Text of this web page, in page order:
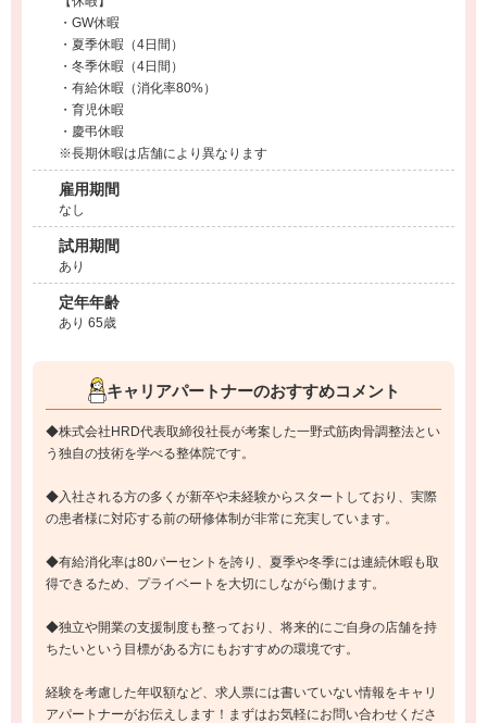
・GW休暇
・夏季休暇（4日間）
・冬季休暇（4日間）
・有給休暇（消化率80%）
・育児休暇
・慶弔休暇
※長期休暇は店舗により異なります
雇用期間
なし
試用期間
あり
定年年齢
あり 65歳
キャリアパートナーのおすすめコメント
◆株式会社HRD代表取締役社長が考案した一野式筋肉骨調整法とい
う独自の技術を学べる整体院です。
◆入社される方の多くが新卒や未経験からスタートしており、実際
の患者様に対応する前の研修体制が非常に充実しています。
◆有給消化率は80パーセントを誇り、夏季や冬季には連続休暇も取
得できるため、プライベートを大切にしながら働けます。
◆独立や開業の支援制度も整っており、将来的にご自身の店舗を持
ちたいという目標がある方にもおすすめの環境です。
経験を考慮した年収額など、求人票には書いていない情報をキャリ
アパートナーがお伝えします！まずはお気軽にお問い合わせくださ